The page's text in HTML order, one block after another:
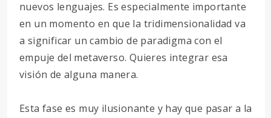
nuevos lenguajes. Es especialmente importante
en un momento en que la tridimensionalidad va
a significar un cambio de paradigma con el
empuje del metaverso. Quieres integrar esa
visión de alguna manera.
Esta fase es muy ilusionante y hay que pasar a la